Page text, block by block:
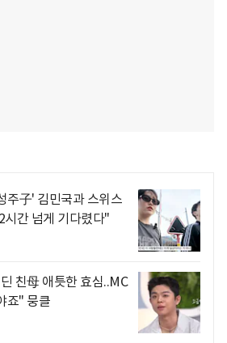
주子' 김민국과 스위스
시간 넘게 기다렸다"
친母 애틋한 효심..MC
죠" 뭉클